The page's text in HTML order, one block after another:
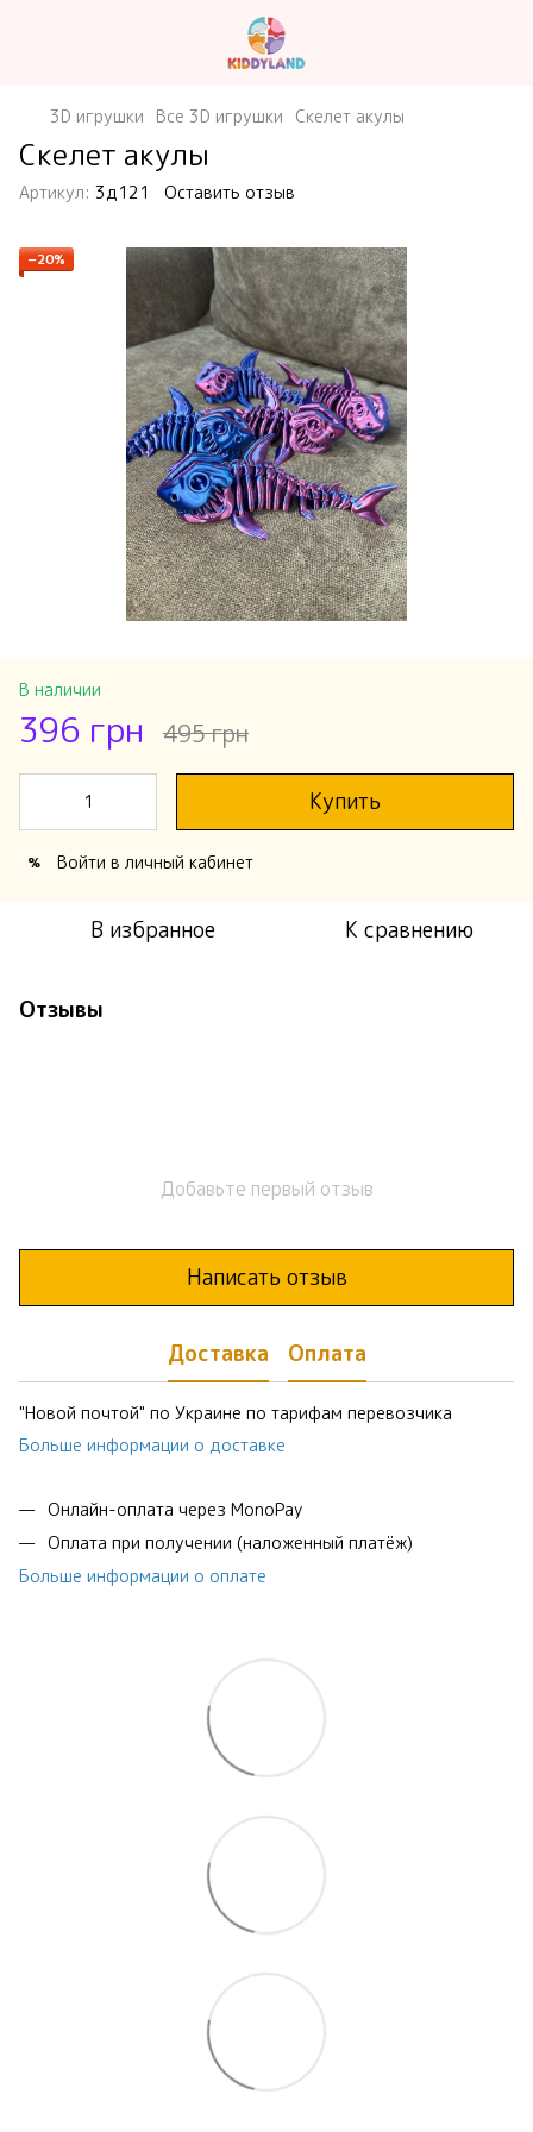
3D игрушки Все 3D игрушки Скелет акулы
Скелет акулы
Артикул: 3д121 Оставить отзыв
−20%
В наличии
396 грн 495 грн
Купить
% Войти в личный кабинет
В избранное К сравнению
Отзывы
Добавьте первый отзыв
Написать отзыв
Доставка Оплата
"Новой почтой" по Украине по тарифам перевозчика
Больше информации о доставке
Онлайн-оплата через MonoPay
Оплата при получении (наложенный платёж)
Больше информации о оплате